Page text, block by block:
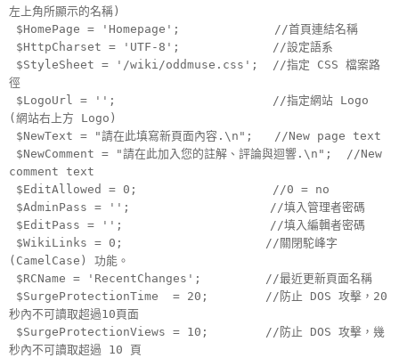
左上角所顯示的名稱)
$HomePage = 'Homepage'; //首頁連結名稱
$HttpCharset = 'UTF-8'; //設定語系
$StyleSheet = '/wiki/oddmuse.css'; //指定 CSS 檔案路
徑
$LogoUrl = ''; //指定網站 Logo
(網站右上方 Logo)
$NewText = "請在此填寫新頁面內容.\n"; //New page text
$NewComment = "請在此加入您的註解、評論與迴響.\n"; //New
comment text
$EditAllowed = 0; //0 = no
$AdminPass = ''; //填入管理者密碼
$EditPass = ''; //填入編輯者密碼
$WikiLinks = 0; //關閉駝峰字
(CamelCase) 功能。
$RCName = 'RecentChanges'; //最近更新頁面名稱
$SurgeProtectionTime = 20; //防止 DOS 攻擊，20
秒內不可讀取超過10頁面
$SurgeProtectionViews = 10; //防止 DOS 攻擊，幾
秒內不可讀取超過 10 頁